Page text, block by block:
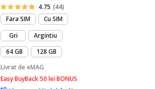
4.75 (44)
Fara SIM
Cu SIM
Gri
Argintiu
64 GB
128 GB
Livrat deeMAG
Easy BuyBack 50 lei BONUS